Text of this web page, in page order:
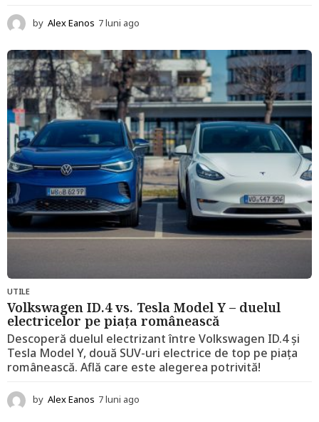
by Alex Eanos 7 luni ago
l
u
n
i
a
g
o
UTILE
Volkswagen ID.4 vs. Tesla Model Y – duelul
electricelor pe piața românească
Descoperă duelul electrizant între Volkswagen ID.4 și
Tesla Model Y, două SUV-uri electrice de top pe piața
românească. Află care este alegerea potrivită!
by Alex Eanos 7 luni ago